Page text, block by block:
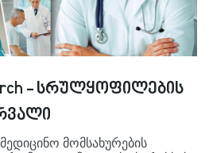
- სრულყოფილების
მომსახურების